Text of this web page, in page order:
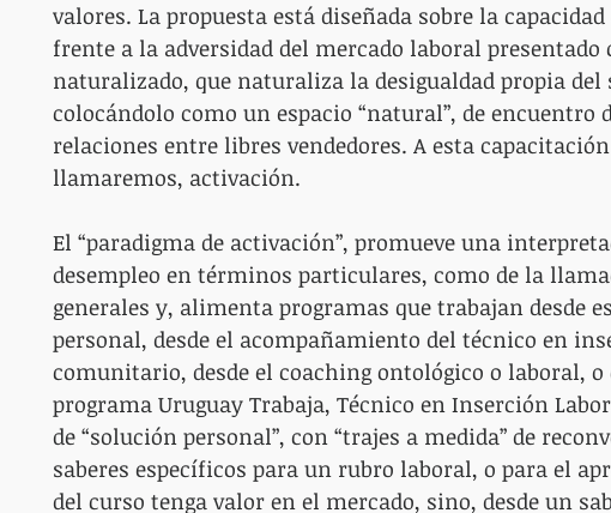
valores. La propuesta está diseñada sobre la
frente a la adversidad del mercado laboral
naturalizado, que naturaliza la desigualdad propia
colocándolo como un espacio “natural”, de encuentro
relaciones entre libres vendedores. A esta
llamaremos, activación.
El “paradigma de activación”, promueve una
desempleo en términos particulares, como de la
generales y, alimenta programas que trabajan desde
personal, desde el acompañamiento del técnico en
comunitario, desde el coaching ontológico o laboral, o
programa Uruguay Trabaja, Técnico en Inserción
de “solución personal”, con “trajes a medida” de
saberes específicos para un rubro laboral, o para el
del curso tenga valor en el mercado, sino, desde un